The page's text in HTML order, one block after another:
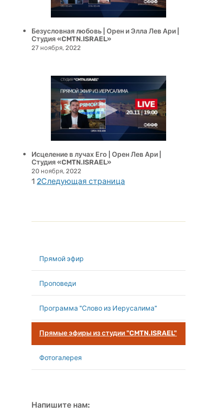
Безусловная любовь | Орен и Элла Лев Ари |
Студия «CMTN.ISRAEL»
27 ноября, 2022
Исцеление в лучах Его | Орен Лев Ари |
Студия «CMTN.ISRAEL»
20 ноября, 2022
1 2Следующая страница
Прямой эфир
Проповеди
Программа "Слово из Иерусалима"
Прямые эфиры из студии "CMTN.ISRAEL"
Фотогалерея
Напишите нам: